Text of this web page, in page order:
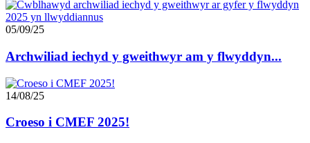
05/09/25
Archwiliad iechyd y gweithwyr am y flwyddyn...
14/08/25
Croeso i CMEF 2025!